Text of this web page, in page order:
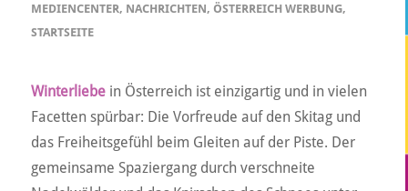
MEDIENCENTER, NACHRICHTEN, ÖSTERREICH WERBUNG,
STARTSEITE
Winterliebein Österreich ist einzigartig und in vielen
Facetten spürbar: Die Vorfreude auf den Skitag und
das Freiheitsgefühl beim Gleiten auf der Piste. Der
gemeinsame Spaziergang durch verschneite